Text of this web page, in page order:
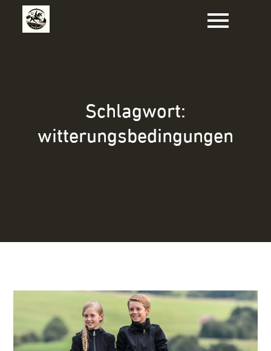
Schlagwort:
witterungsbedingungen